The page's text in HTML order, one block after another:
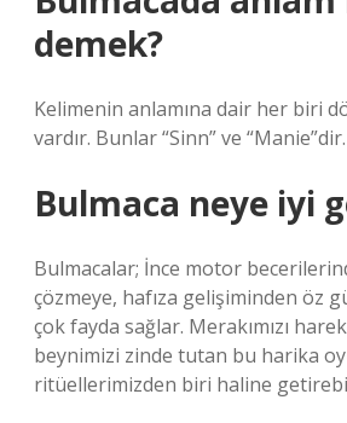
demek?
Kelimenin anlamına dair her biri
vardır. Bunlar “Sinn” ve “Manie”dir.
Bulmaca neye iyi
Bulmacalar; İnce motor
çözmeye, hafıza gelişiminden öz
çok fayda sağlar. Merakımızı
beynimizi zinde tutan bu harika
ritüellerimizden biri haline